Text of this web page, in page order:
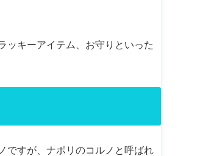
ッキーアイテム、お守りといった
ですが、ナポリのコルノと呼ばれ